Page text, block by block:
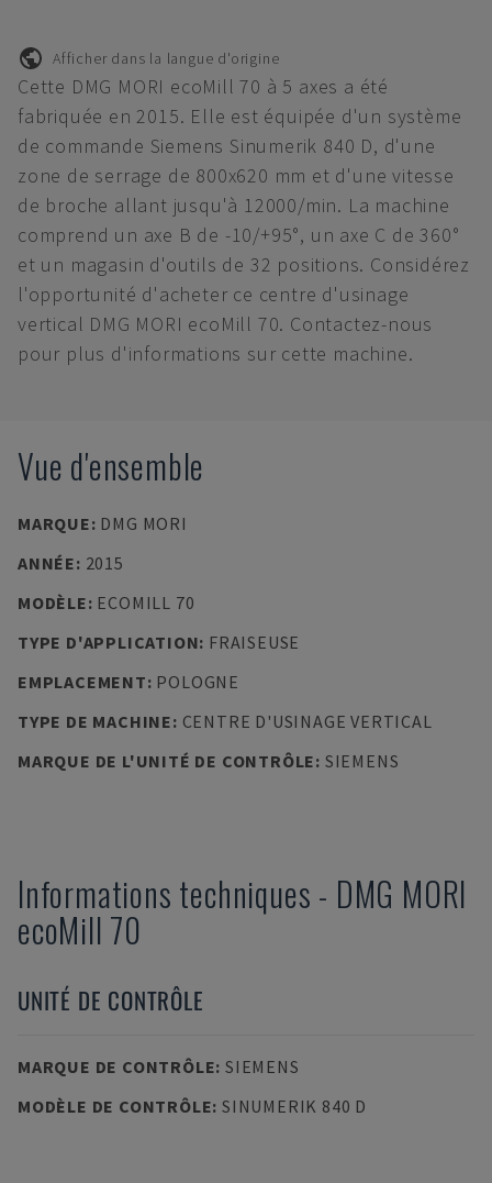
Afficher dans la langue d'origine
Cette DMG MORI ecoMill 70 à 5 axes a été
fabriquée en 2015. Elle est équipée d'un système
de commande Siemens Sinumerik 840 D, d'une
zone de serrage de 800x620 mm et d'une vitesse
de broche allant jusqu'à 12000/min. La machine
comprend un axe B de -10/+95°, un axe C de 360°
et un magasin d'outils de 32 positions. Considérez
l'opportunité d'acheter ce centre d'usinage
vertical DMG MORI ecoMill 70. Contactez-nous
pour plus d'informations sur cette machine.
Vue d'ensemble
MARQUE: DMG MORI
ANNÉE: 2015
MODÈLE: ECOMILL 70
TYPE D'APPLICATION: FRAISEUSE
EMPLACEMENT: POLOGNE
TYPE DE MACHINE: CENTRE D'USINAGE VERTICAL
MARQUE DE L'UNITÉ DE CONTRÔLE: SIEMENS
Informations techniques - DMG MORI
ecoMill 70
UNITÉ DE CONTRÔLE
MARQUE DE CONTRÔLE: SIEMENS
MODÈLE DE CONTRÔLE: SINUMERIK 840 D